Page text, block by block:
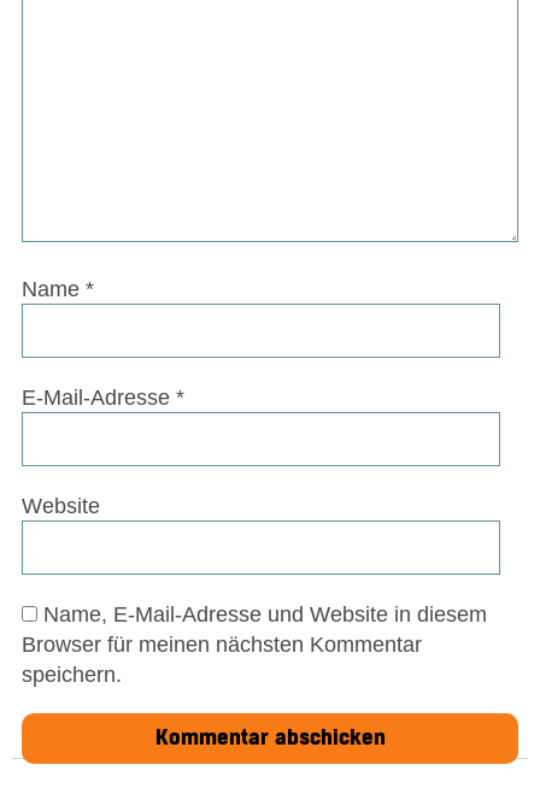
Name *
E-Mail-Adresse *
Website
Name, E-Mail-Adresse und Website in diesem
Browser für meinen nächsten Kommentar
speichern.